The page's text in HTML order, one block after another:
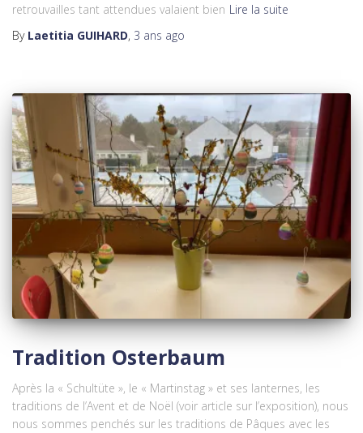
retrouvailles tant attendues valaient bien Lire la suite
By Laetitia GUIHARD, 3 ans ago
Tradition Osterbaum
Après la « Schultüte », le « Martinstag » et ses lanternes, les
traditions de l’Avent et de Noël (voir article sur l’exposition), nous
nous sommes penchés sur les traditions de Pâques avec les